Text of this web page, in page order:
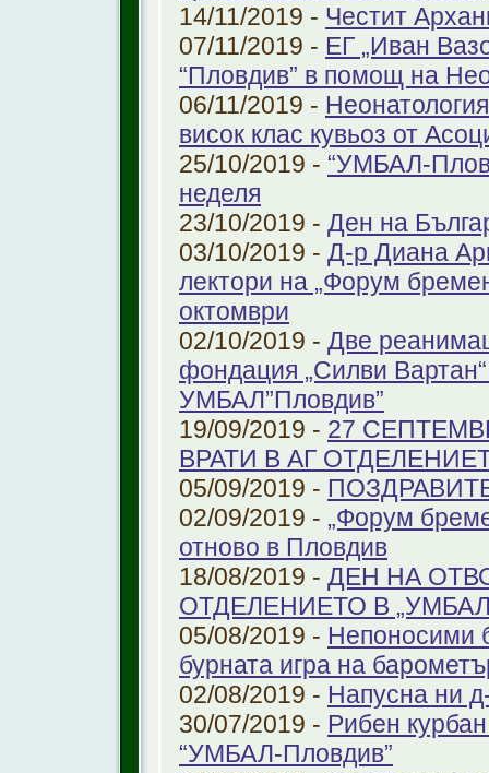
14/11/2019 - Честит
07/11/2019 - ЕГ „Иван
“Пловдив” в помощ на
06/11/2019 -
висок клас кувьоз от
25/10/2019 - “УМБАЛ-
неделя
23/10/2019 - Ден на
03/10/2019 - Д-р Диана
лектори на „Форум
октомври
02/10/2019 - Две
фондация „Силви
УМБАЛ”Пловдив”
19/09/2019 - 27
ВРАТИ В АГ
05/09/2019 -
02/09/2019 - „Форум
отново в Пловдив
18/08/2019 - ДЕН НА
ОТДЕЛЕНИЕТО В
05/08/2019 - Непоносими
бурната игра на
02/08/2019 - Напусна ни
30/07/2019 - Рибен
“УМБАЛ-Пловдив”